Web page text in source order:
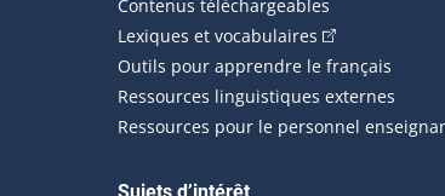
Contenus téléchargeables
Lexiques et vocabulaires (Cet hyperlien
Outils pour apprendre le français
Ressources linguistiques externes
Ressources pour le personnel